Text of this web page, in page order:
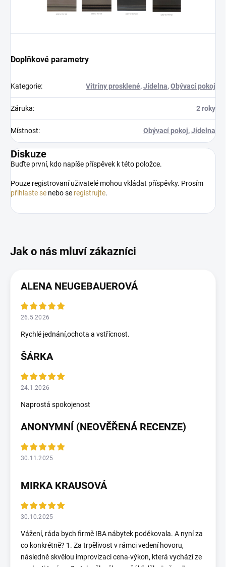
Doplňkové parametry
Kategorie: Vitríny prosklené,Jídelna,Obývací pokoj
Záruka: 2 roky
Místnost: Obývací pokoj,Jídelna
Diskuze
Buďte první, kdo napíše příspěvek k této položce.
Pouze registrovaní uživatelé mohou vkládat příspěvky. Prosím
přihlaste se nebo se registrujte.
ALENA NEUGEBAUEROVÁ
26.5.2026
Rychlé jednání,ochota a vstřícnost.
ŠÁRKA
24.1.2026
Naprostá spokojenost
ANONYMNÍ (NEOVĚŘENÁ RECENZE)
30.11.2025
MIRKA KRAUSOVÁ
30.10.2025
Vážení, ráda bych firmě IBA nábytek poděkovala. A nyní za
co konkrétně? 1. Za trpělivost v rámci vedení hovoru,
následně skvělou improvizaci cena-výkon, která vychází ze